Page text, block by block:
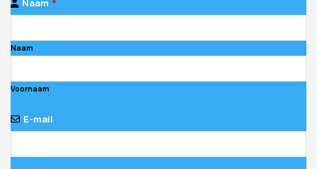
Naam *
Naam
Voornaam
E-mail